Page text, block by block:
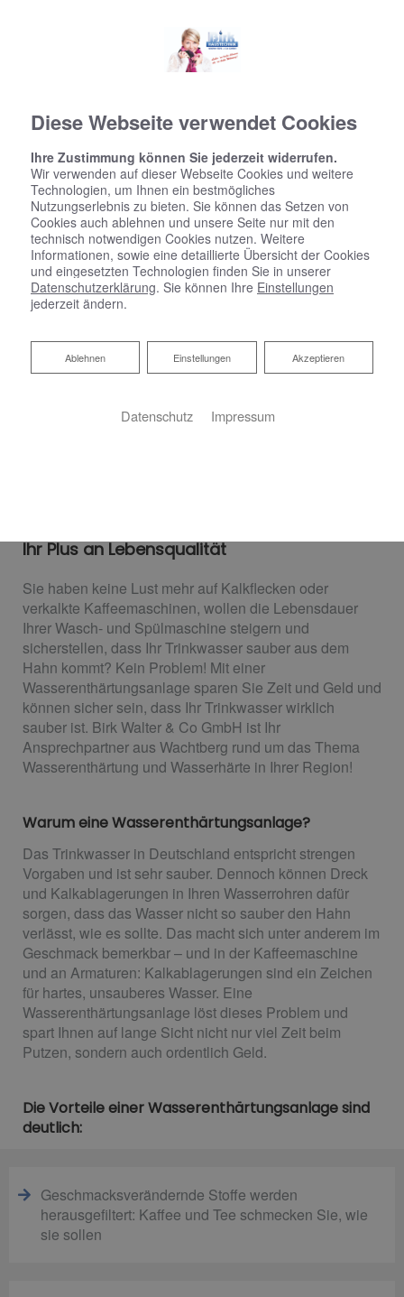
Ihr Plus an Lebensqualität
Sie haben keine Lust mehr auf Kalkflecken oder
verkalkte Kaffeemaschinen, wollen die Lebensdauer
Ihrer Wasch- und Spülmaschine steigern und
sicherstellen, dass Ihr Trinkwasser sauber aus dem
Hahn kommt? Kein Problem! Mit einer
Wasserenthärtungsanlage sparen Sie Zeit und Geld und
können sicher sein, dass Ihr Trinkwasser wirklich
sauber ist. Birk Walter & Co GmbH ist Ihr
Ansprechpartner aus Wachtberg rund um das Thema
Wasserenthärtung und Wasserhärte in Ihrer Region!
Warum eine Wasserenthärtungsanlage?
Das Trinkwasser in Deutschland entspricht strengen
Vorgaben und ist sehr sauber. Dennoch können Dreck
und Kalkablagerungen in Ihren Wasserrohren dafür
sorgen, dass das Wasser nicht so sauber den Hahn
verlässt, wie es sollte. Das macht sich unter anderem im
Geschmack bemerkbar – und in der Kaffeemaschine
und an Armaturen: Kalkablagerungen sind ein Zeichen
für hartes, unsauberes Wasser. Eine
Wasserenthärtungsanlage löst dieses Problem und
spart Ihnen auf lange Sicht nicht nur viel Zeit beim
Putzen, sondern auch ordentlich Geld.
Die Vorteile einer Wasserenthärtungsanlage sind
deutlich:
Geschmacksverändernde Stoffe werden
herausgefiltert: Kaffee und Tee schmecken Sie, wie
sie sollen
Diese Webseite verwendet Cookies
Ihre Zustimmung können Sie jederzeit widerrufen.
Wir verwenden auf dieser Webseite Cookies und weitere
Technologien, um Ihnen ein bestmögliches
Nutzungserlebnis zu bieten. Sie können das Setzen von
Cookies auch ablehnen und unsere Seite nur mit den
technisch notwendigen Cookies nutzen. Weitere
Informationen, sowie eine detaillierte Übersicht der Cookies
und eingesetzten Technologien finden Sie in unserer
Datenschutzerklärung. Sie können Ihre Einstellungen
jederzeit ändern.
Akzeptieren
Einstellungen
Ablehnen
Ablehnen
Datenschutz Impressum